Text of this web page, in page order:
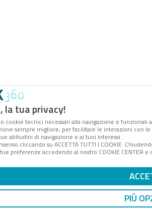
la tua privacy!
cookie tecnici necessari alla navigazione e
sempre migliore, per facilitare le interazioni con
abitudini di navigazione e ai tuoi interessi.
cliccando su ACCETTA TUTTI I COOKIE.
preferenze accedendo al nostro COOKIE
PIÙ